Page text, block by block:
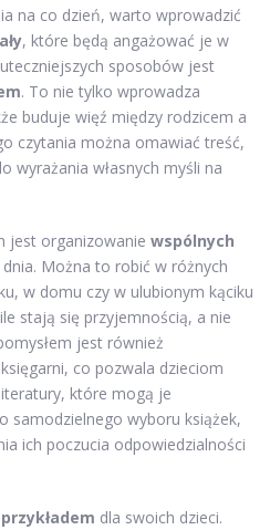
na co dzień, warto wprowadzić
, które będą angażować je w
sposobów jest
. To nie tylko wprowadza
buduje więź między rodzicem a
czytania można omawiać treść,
wyrażania własnych myśli na
jest organizowanie wspólnych
Można to robić w różnych
w domu czy w ulubionym kąciku
stają się przyjemnością, a nie
jest również
co pozwala dzieciom
które mogą je
samodzielnego wyboru książek,
ich poczucia odpowiedzialności
przykładem dla swoich dzieci.